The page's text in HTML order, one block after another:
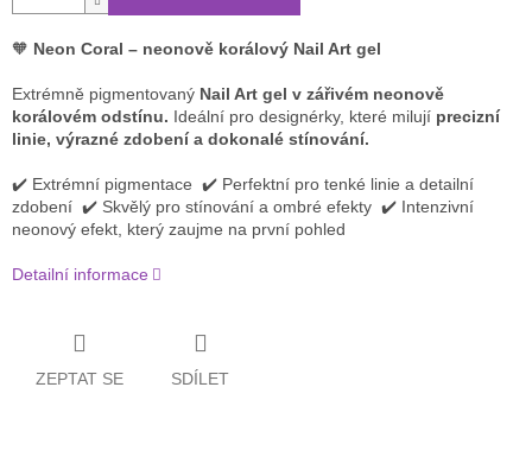
🧡 Neon Coral – neonově korálový Nail Art gel
Extrémně pigmentovaný Nail Art gel v zářivém neonově
korálovém odstínu. Ideální pro designérky, které milují precizní
linie, výrazné zdobení a dokonalé stínování.
✔️ Extrémní pigmentace ✔️ Perfektní pro tenké linie a detailní
zdobení ✔️ Skvělý pro stínování a ombré efekty ✔️ Intenzivní
neonový efekt, který zaujme na první pohled
Detailní informace
ZEPTAT SE SDÍLET